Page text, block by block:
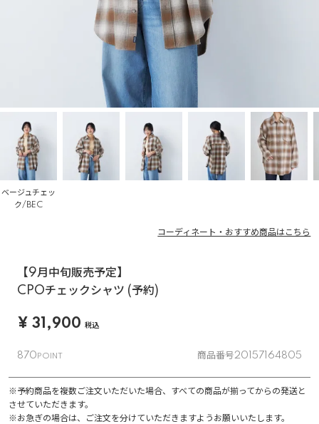
ベージュチェッ
ク/BEC
コーディネート・おすすめ商品はこちら
【9月中旬販売予定】
CPOチェックシャツ (予約)
¥ 31,900 税込
870 商品番号20157164805
※予約商品を複数ご注文いただいた場合、すべての商品が揃ってからの発送と
させていただきます。
※お急ぎの場合は、ご注文を分けていただきますようお願いいたします。